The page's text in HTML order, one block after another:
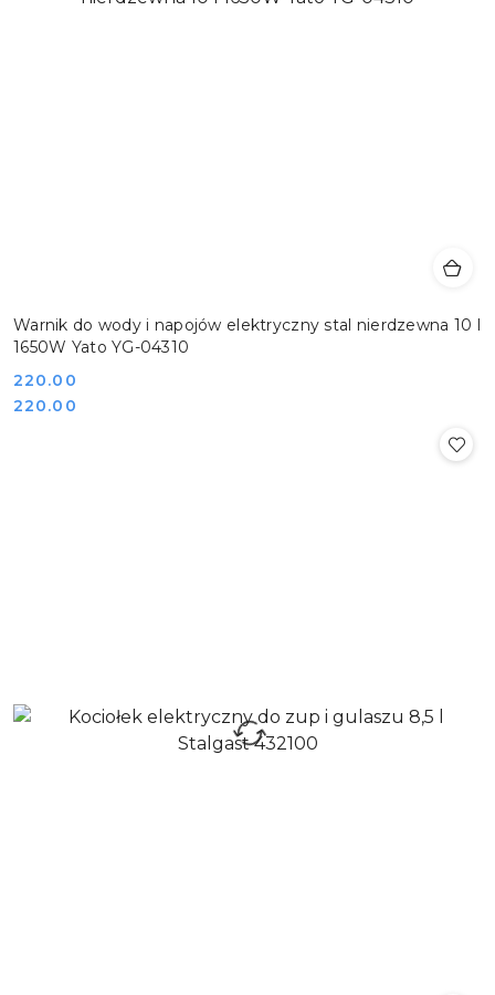
Warnik do wody i napojów elektryczny stal nierdzewna 10 l
1650W Yato YG-04310
Cena:
220.00
Cena:
220.00